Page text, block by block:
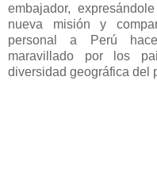
embajador,
nueva misión y
personal a Perú
maravillado por los
diversidad geográfica del